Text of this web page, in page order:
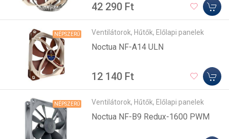
42 290 Ft
NÉPSZERŰ Ventilátorok, Hűtők, Előlapi panelek
Noctua NF-A14 ULN
12 140 Ft
NÉPSZERŰ Ventilátorok, Hűtők, Előlapi panelek
Noctua NF-B9 Redux-1600 PWM